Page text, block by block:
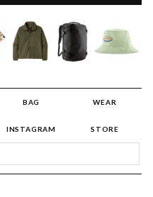
BAG WEAR
INSTAGRAM STORE